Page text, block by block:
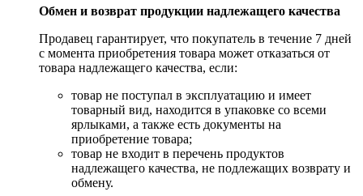
Обмен и возврат продукции надлежащего качества
Продавец гарантирует, что покупатель в течение 7 дней
с момента приобретения товара может отказаться от
товара надлежащего качества, если:
товар не поступал в эксплуатацию и имеет
товарный вид, находится в упаковке со всеми
ярлыками, а также есть документы на
приобретение товара;
товар не входит в перечень продуктов
надлежащего качества, не подлежащих возврату и
обмену.